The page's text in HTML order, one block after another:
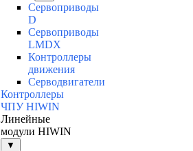
Сервоприводы
D
Сервоприводы
LMDX
Контроллеры
движения
Серводвигатели
Контроллеры
ЧПУ HIWIN
Линейные
модули HIWIN
▼